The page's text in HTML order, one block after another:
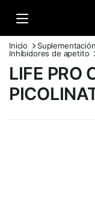
Inicio
Inhibidores de apetito
LIFE PRO